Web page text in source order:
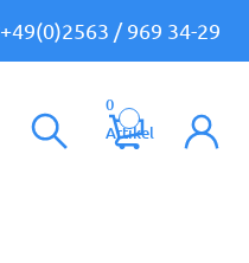
+49(0)2563 / 969 34-29
0
Artikel